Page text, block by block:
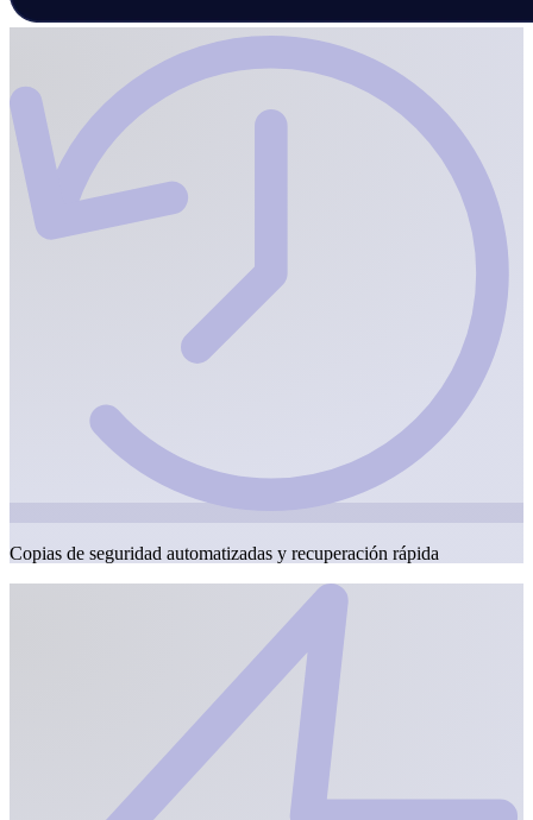
Copias de seguridad automatizadas y recuperación rápida